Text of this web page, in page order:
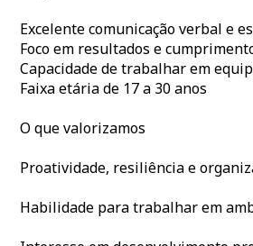
Excelente comunicação verbal e
Foco em resultados e
Capacidade de trabalhar em
Faixa etária de 17 a 30 anos
O que valorizamos
Proatividade, resiliência e
Habilidade para trabalhar em